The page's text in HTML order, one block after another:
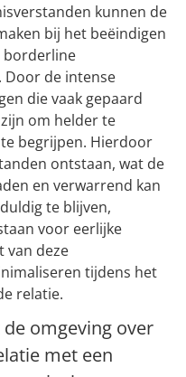
kunnen de
bij het beëindigen
borderline
de intense
die vaak gepaard
om helder te
begrijpen. Hierdoor
ontstaan, wat de
en verwarrend kan
te blijven,
voor eerlijke
van deze
tijdens het
relatie.
omgeving over
met een